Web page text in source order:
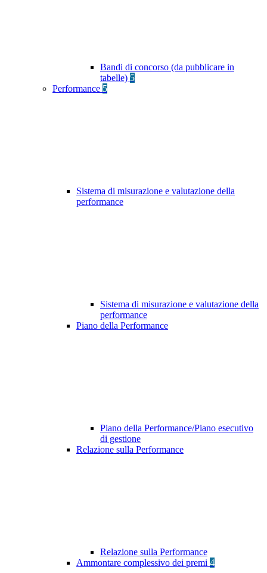
Bandi di concorso (da pubblicare in
tabelle) 5
Performance 5
Sistema di misurazione e valutazione della
performance
Sistema di misurazione e valutazione della
performance
Piano della Performance
Piano della Performance/Piano esecutivo
di gestione
Relazione sulla Performance
Relazione sulla Performance
Ammontare complessivo dei premi 4